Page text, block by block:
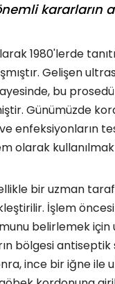
kararların
1980'lerde
Gelişen
bu
Günümüzde
enfeksiyonların
olarak
bir uzman
İşlem
belirlemek için
bölgesi
ince bir iğne ile